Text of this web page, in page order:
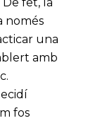
només
una
amb
fos